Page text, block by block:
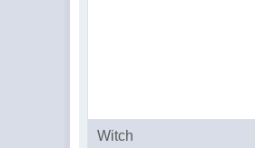
Witch